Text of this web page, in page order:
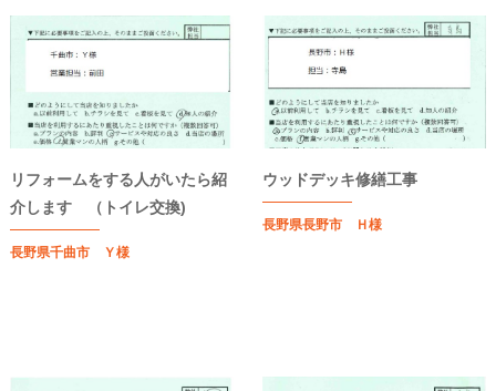
リフォームをする人がいたら紹
介します （トイレ交換)
長野県千曲市 Ｙ様
ウッドデッキ修繕工事
長野県長野市 Ｈ様